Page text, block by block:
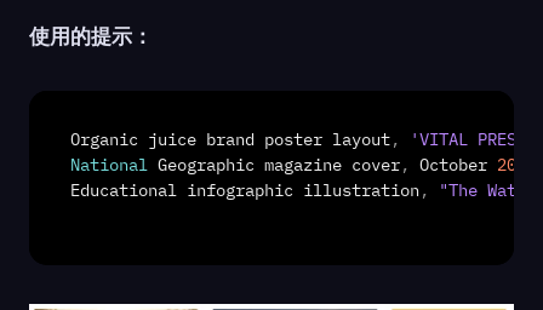
使用的提示：
Organic juice brand poster layout, 'VITAL PRESS'
National Geographic magazine cover, October 2025
Educational infographic illustration, "The